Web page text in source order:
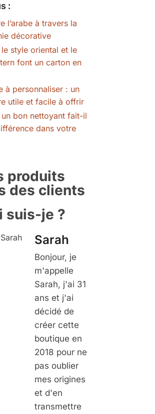
:
l’arabe à travers la
décorative
style oriental et le
font un carton en
à personnaliser : un
utile et facile à offrir
bon nettoyant fait-il
dans votre
produits
des clients
suis-je ?
Sarah
Bonjour, je
m'appelle
Sarah, j'ai 31
ans et j'ai
décidé de
créer cette
boutique en
2018 pour ne
pas oublier
mes origines
et d'en
transmettre